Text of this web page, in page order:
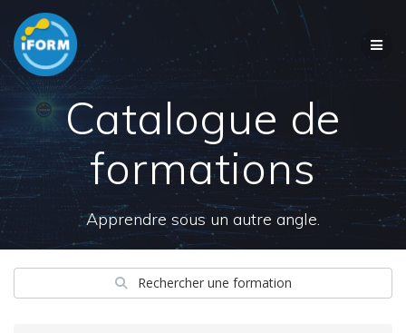
content
Catalogue de
formations
Apprendre sous un autre angle.
Rechercher une formation